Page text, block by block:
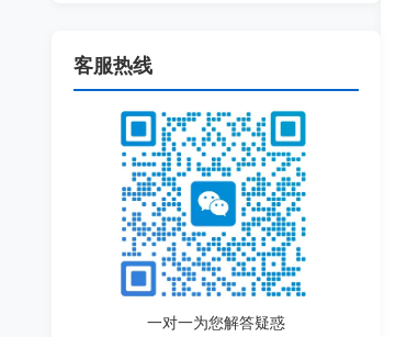
客服热线
一对一为您解答疑惑